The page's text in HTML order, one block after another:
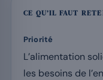
CE QU’IL FAUT
Priorité
L’alimentation
les besoins de